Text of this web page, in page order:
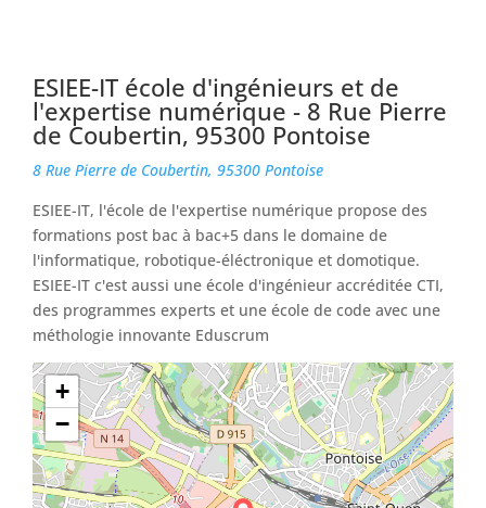
ESIEE-IT école d'ingénieurs et de
l'expertise numérique - 8 Rue Pierre
de Coubertin, 95300 Pontoise
8 Rue Pierre de Coubertin, 95300 Pontoise
ESIEE-IT, l'école de l'expertise numérique propose des
formations post bac à bac+5 dans le domaine de
l'informatique, robotique-éléctronique et domotique.
ESIEE-IT c'est aussi une école d'ingénieur accréditée CTI,
des programmes experts et une école de code avec une
méthologie innovante Eduscrum
+
−